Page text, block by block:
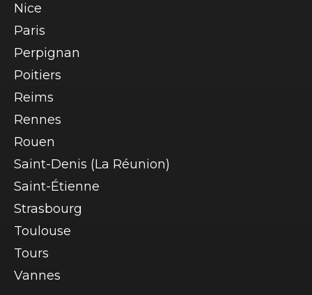
Nice
Paris
Perpignan
Poitiers
Reims
Rennes
Rouen
Saint-Denis (La Réunion)
Saint-Étienne
Strasbourg
Toulouse
Tours
Vannes